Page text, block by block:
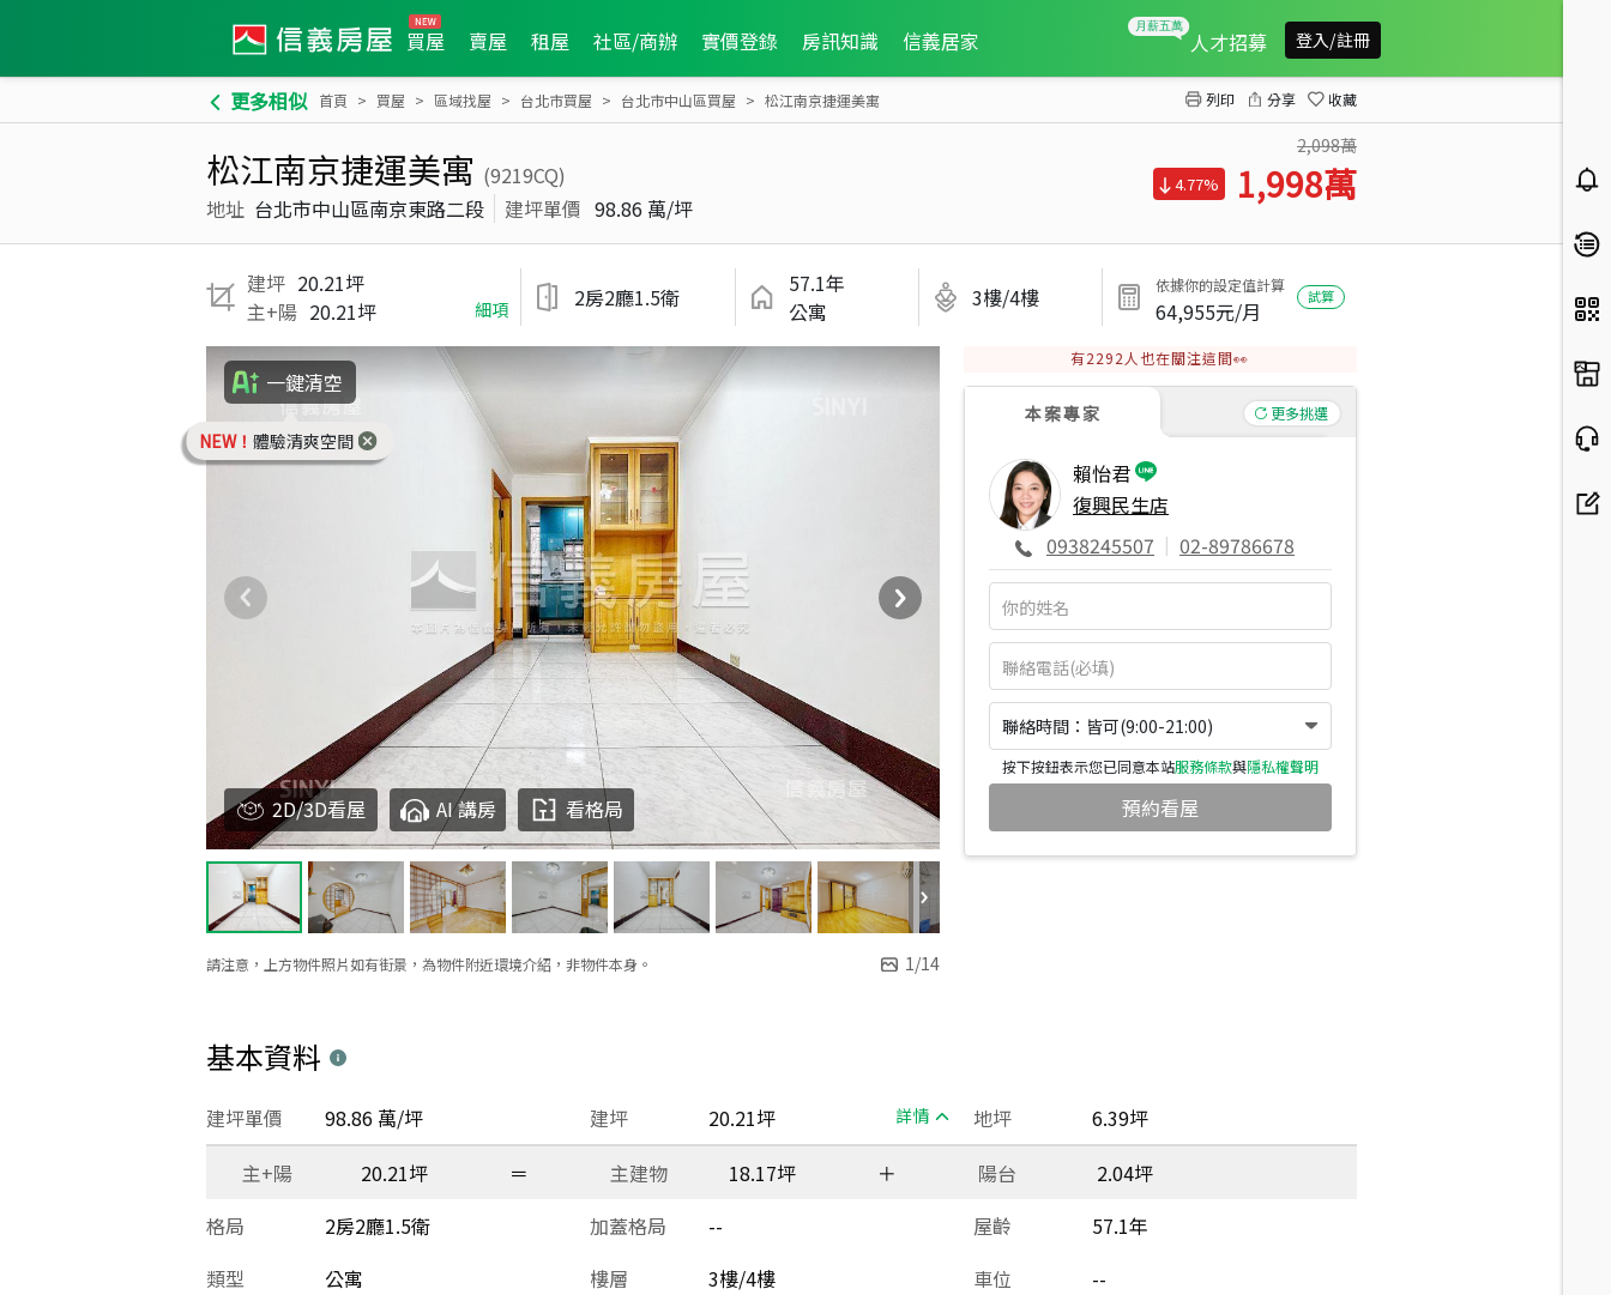
買屋 賣屋 租屋 社區/商辦 實價登錄 房訊知識 信義居家 人才招募 登入/註冊
更多相似 首頁 買屋 區域找屋 台北市買屋 台北市中山區買屋 松江南京捷運美寓 列印 分享 收藏
松江南京捷運美寓 (9219CQ)
地址 台北市中山區南京東路二段 建坪單價 98.86 萬/坪
2,098萬
4.77% 1,998萬
建坪 20.21坪
主+陽 20.21坪 細項 2房2廳1.5衛
57.1年
公寓
3樓/4樓 依據你的設定值計算
64,955元/月
試算
一鍵清空
NEW！ 體驗清爽空間
請注意，上方物件照片如有街景，為物件附近環境介紹，非物件本身。 1/14
2D/3D看屋 AI 講房 看格局
有2292 人也在關注這間👀
本案專家 更多挑選
賴怡君
復興民生店
0938245507 | 02-89786678
聯絡時間：皆可(9:00-21:00)
按下按鈕表示您已同意本站服務條款與隱私權聲明
預約看屋
基本資料
建坪 20.21坪 詳情
建坪單價 98.86 萬/坪 地坪
6.39坪
主+陽
20.21坪 ＝ 主建物 18.17坪 ＋ 陽台
2.04坪
格局
2房2廳1.5衛 加蓋格局 -- 屋齡
57.1年
類型
公寓 樓層 3樓/4樓 車位
--